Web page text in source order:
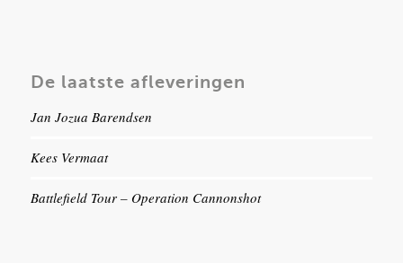
De laatste afleveringen
Jan Jozua Barendsen
Kees Vermaat
Battlefield Tour – Operation Cannonshot